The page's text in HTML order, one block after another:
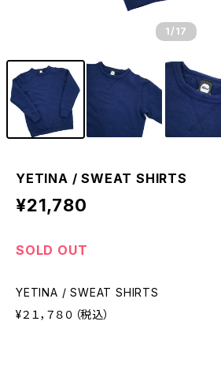
1 /17
YETINA / SWEAT SHIRTS
¥21,780
SOLD OUT
YETINA / SWEAT SHIRTS
¥２１，７８０（税込）